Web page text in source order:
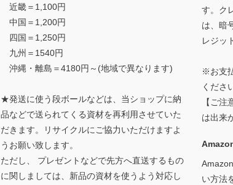
近畿＝1,100円
中国＝1,200円
四国＝1,250円
九州＝1540円
沖縄・離島＝4180円～(地域で異なります)
★発送に使う段ボールなどは、当ショップに納
品などで送られてくる資材を再利用させていた
だきます。リサイクルにご協力いただけますよ
うお願い致します。
ただし、 プレゼントなどで先方へ直送するもの
に関しましては、新品の資材を使うよう対応し
す。ク
は、暗
レジッ
※お支
くださ
【ご
は出来
い方法